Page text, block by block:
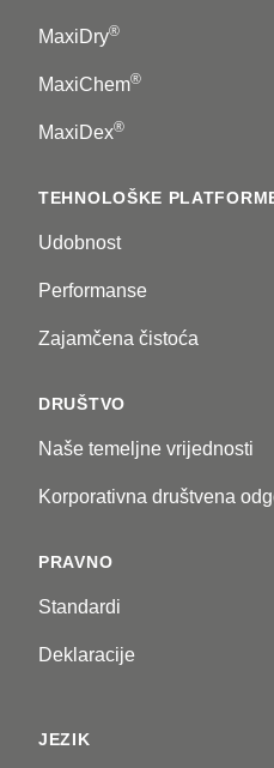
MaxiDry®
MaxiChem®
MaxiDex®
TEHNOLOŠKE
Udobnost
Performanse
Zajamčena čistoća
DRUŠTVO
Naše temeljne vrijednosti
Korporativna društvena
PRAVNO
Standardi
Deklaracije
JEZIK